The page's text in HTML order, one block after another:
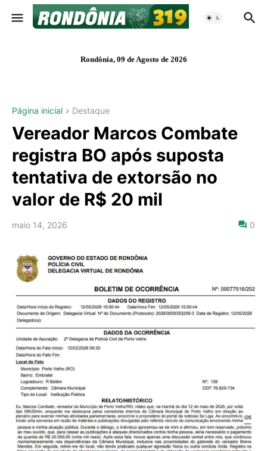
Rondônia, 09 de Agosto de 2026
Página inicial Destaque
Vereador Marcos Combate
registra BO após suposta
tentativa de extorsão no
valor de R$ 20 mil
maio 14, 2026 0